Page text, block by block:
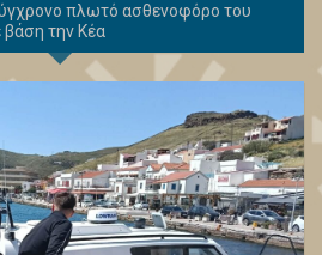
πλωτό ασθενοφόρο του
βάση την Κέα